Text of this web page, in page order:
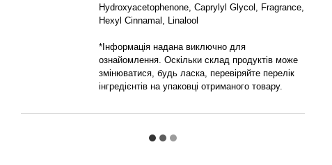
Hydroxyacetophenone, Caprylyl Glycol, Fragrance,
Hexyl Cinnamal, Linalool
*Інформація надана виключно для
ознайомлення. Оскільки склад продуктів може
змінюватися, будь ласка, перевіряйте перелік
інгредієнтів на упаковці отриманого товару.